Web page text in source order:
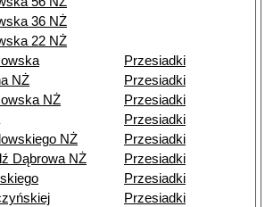
36 NŻ
22 NŻ
Przesiadki
NŻ
Przesiadki
NŻ
Przesiadki
Przesiadki
NŻ
Przesiadki
Dąbrowa NŻ
Przesiadki
Przesiadki
Przesiadki